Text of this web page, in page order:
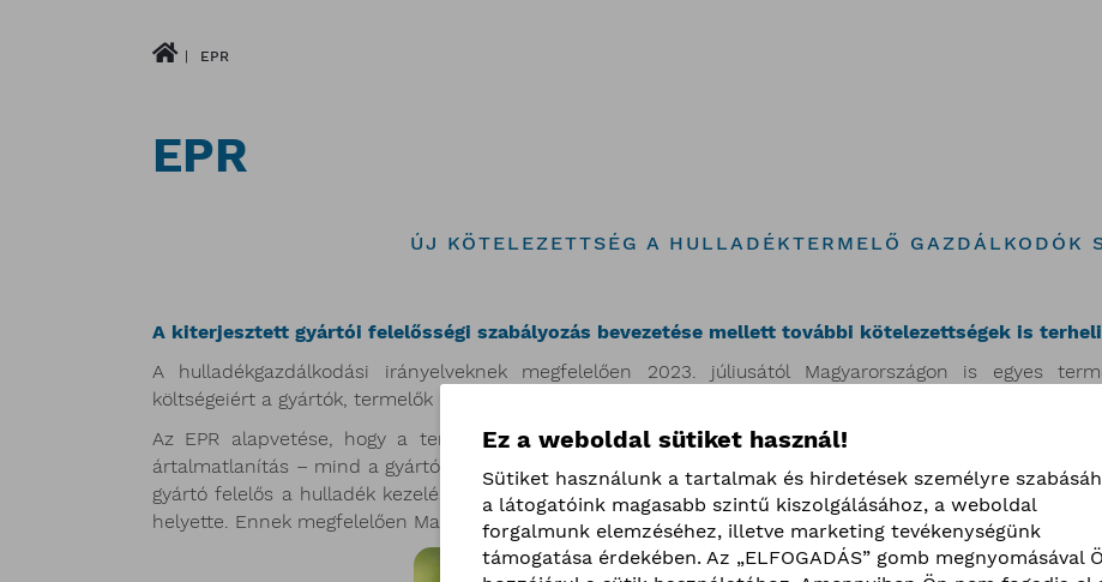
EPR
EPR
ÚJ KÖTELEZETTSÉG A HULLADÉKTERMELŐ GAZDÁLKODÓK
A kiterjesztett gyártói felelősségi szabályozás bevezetése mellett további kötelezettségek is
A hulladékgazdálkodási irányelveknek megfelelően 2023. júliusától Magyarországon is egyes
költségeiért a gyártók, termelők lesznek felelősek. Ezt hívjuk kiterjesztett gyártói felelősségnek (EPR,
Az EPR alapvetése, hogy a termékek életciklusa végén szükséges hulladékkezelés – tehát a
ártalmatlanítás – mind a gyártók, vagy első belföldi forgalomba hozók felelőssége és fizetési
gyártó felelős a hulladék kezelésének megszervezéséért és finanszírozásáért, melyből az első
helyette. Ennek megfelelően Magyarországon a MOHU szervezi meg az EPR alá tartozó gyártói
Ez a weboldal sütiket használ!
Sütiket használunk a tartalmak és hirdetések személyre
a látogatóink magasabb szintű kiszolgálásához, a weboldal
forgalmunk elemzéséhez, illetve marketing tevékenységünk
támogatása érdekében. Az „ELFOGADÁS” gomb megnyomásával